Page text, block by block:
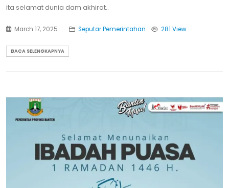
ita selamat dunia dam akhirat..
March 17, 2025 Seputar Pemerintahan 281 View
BACA SELENGKAPNYA